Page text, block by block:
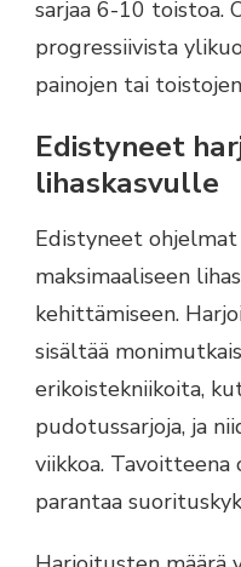
sarjaa 6-10 toistoa.
progressiivista
painojen tai
Edistyneet
lihaskasvulle
Edistyneet
maksimaaliseen
kehittämiseen.
sisältää
erikoistekniikoita,
pudotussarjoja, ja
viikkoa. Tavoitteena
parantaa